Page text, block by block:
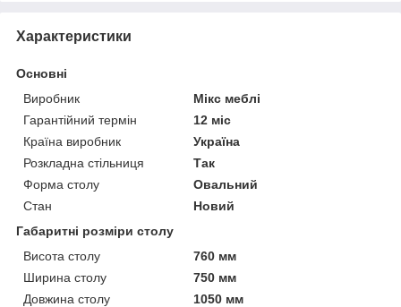
Характеристики
Основні
Виробник
Мікс меблі
Гарантійний термін
12 міс
Країна виробник
Україна
Розкладна стільниця
Так
Форма столу
Овальний
Стан
Новий
Габаритні розміри столу
Висота столу
760 мм
Ширина столу
750 мм
Довжина столу
1050 мм